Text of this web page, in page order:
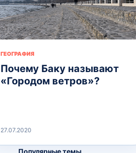
ГЕОГРАФИЯ
Почему Баку называют
«Городом ветров»?
27.07.2020
Популярные темы